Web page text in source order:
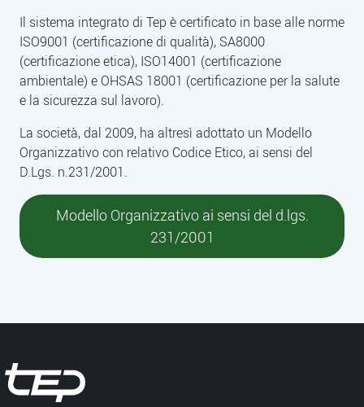
Il sistema integrato di Tep è certificato in base alle norme
ISO9001 (certificazione di qualità), SA8000
(certificazione etica), ISO14001 (certificazione
ambientale) e OHSAS 18001 (certificazione per la salute
e la sicurezza sul lavoro).
La società, dal 2009, ha altresì adottato un Modello
Organizzativo con relativo Codice Etico, ai sensi del
D.Lgs. n.231/2001.
Modello Organizzativo ai sensi del d.lgs.
231/2001